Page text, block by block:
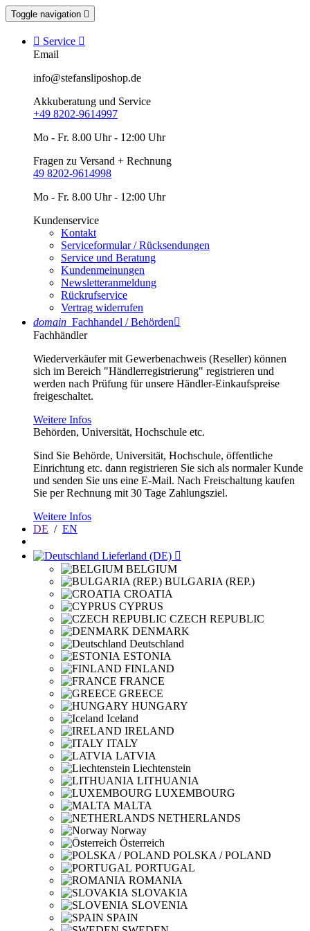
Toggle navigation 
 Service 
Email
info@stefansliposhop.de
Akkuberatung und Service
+49 8202-9614997
Mo - Fr. 8.00 Uhr - 12:00 Uhr
Fragen zu Versand + Rechnung
49 8202-9614998
Mo - Fr. 8.00 Uhr - 12:00 Uhr
Kundenservice
Kontakt
Serviceformular / Rücksendungen
Service und Beratung
Kundenmeinungen
Newsletteranmeldung
Rückrufservice
Vertrag widerrufen
domain Fachhandel / Behörden
Fachhändler
Wiederverkäufer mit Gewerbenachweis (Reseller) können
sich im Bereich "Händlerregistrierung" registrieren und
werden nach Prüfung für unsere Händler-Einkaufspreise
freigeschaltet.
Weitere Infos
Behörden, Universität, Hochschule etc.
Sind Sie Behörde, Universität, Hochschule, öffentliche
Einrichtung etc. dann registrieren Sie sich als normaler Kunde
und senden Sie uns eine E-Mail. Nach Freischaltung kaufen
Sie per Rechnung mit 30 Tage Zahlungsziel.
Weitere Infos
DE / EN
Lieferland (DE) 
BELGIUM
BULGARIA (REP.)
CROATIA
CYPRUS
CZECH REPUBLIC
DENMARK
Deutschland
ESTONIA
FINLAND
FRANCE
GREECE
HUNGARY
Iceland
IRELAND
ITALY
LATVIA
Liechtenstein
LITHUANIA
LUXEMBOURG
MALTA
NETHERLANDS
Norway
Österreich
POLSKA / POLAND
PORTUGAL
ROMANIA
SLOVAKIA
SLOVENIA
SPAIN